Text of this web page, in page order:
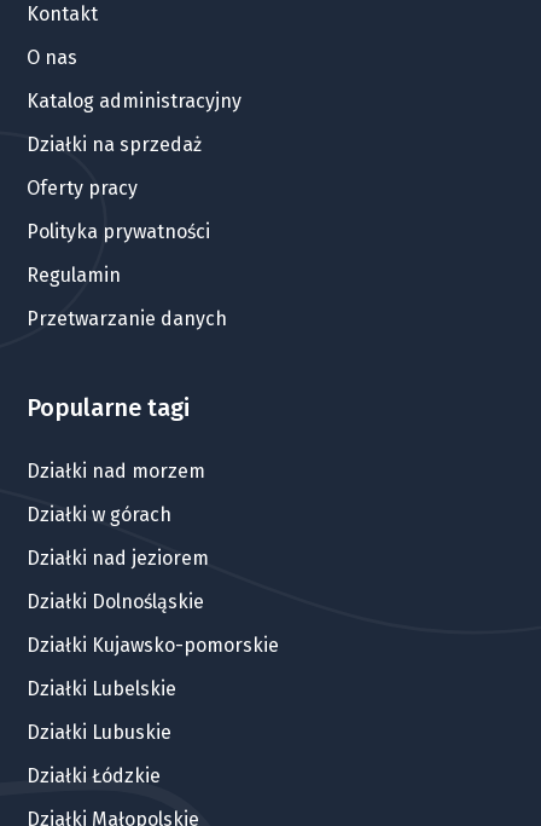
Kontakt
O nas
Katalog administracyjny
Działki na sprzedaż
Oferty pracy
Polityka prywatności
Regulamin
Przetwarzanie danych
Popularne tagi
Działki nad morzem
Działki w górach
Działki nad jeziorem
Działki Dolnośląskie
Działki Kujawsko-pomorskie
Działki Lubelskie
Działki Lubuskie
Działki Łódzkie
Działki Małopolskie